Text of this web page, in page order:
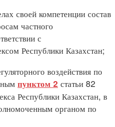
своей компетенции состав
частного
с
Республики Казахстан;
воздействия по
пунктом 2 статьи 82
Республики Казахстан, в
органом по